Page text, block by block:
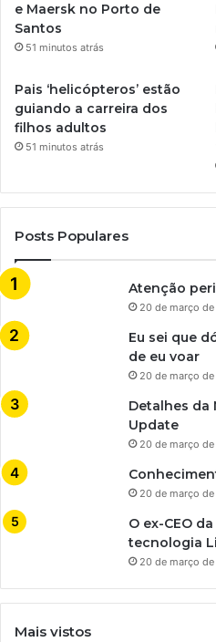
e Maersk no Porto de
Santos
51 minutos atrás
Pais ‘helicópteros’ estão
guiando a carreira dos
filhos adultos
51 minutos atrás
Posts Populares
Atenção
20 de março
Eu sei que
de eu voar
20 de março
Detalhes da
Update
20 de março
20 de março
O ex-CEO
tecnologia
20 de março
Mais vistos